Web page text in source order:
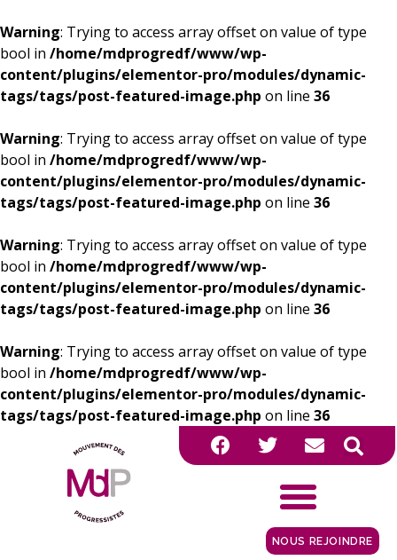
Warning: Trying to access array offset on value of type
bool in /home/mdprogredf/www/wp-
content/plugins/elementor-pro/modules/dynamic-
tags/tags/post-featured-image.php on line 36
Warning: Trying to access array offset on value of type
bool in /home/mdprogredf/www/wp-
content/plugins/elementor-pro/modules/dynamic-
tags/tags/post-featured-image.php on line 36
Warning: Trying to access array offset on value of type
bool in /home/mdprogredf/www/wp-
content/plugins/elementor-pro/modules/dynamic-
tags/tags/post-featured-image.php on line 36
Warning: Trying to access array offset on value of type
bool in /home/mdprogredf/www/wp-
content/plugins/elementor-pro/modules/dynamic-
tags/tags/post-featured-image.php on line 36
NOUS REJOINDRE